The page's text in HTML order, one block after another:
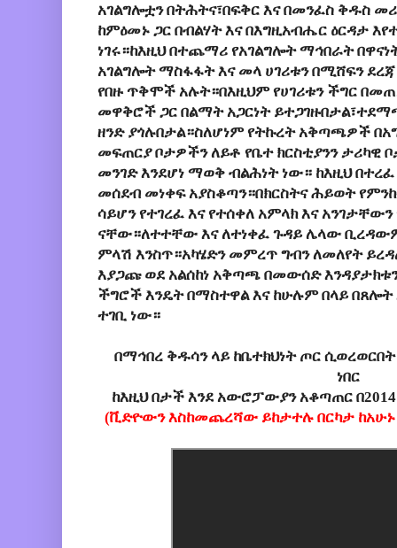
አገልግሎቷን በትሕትና፣በፍቅር እና በመንፈስ ቅዱስ
ከምዕመኑ ጋር በብልሃት እና በእግዚአብሔር ዕርዳታ
ነገሩ።ከእዚህ በተጨማሪ የአገልግሎት ማኅበራት
አገልግሎት ማስፋፋት እና መላ ሀገሪቱን በሚሸፍን
የበዙ ጥቅሞች አሉት።በእዚህም የሀገሪቱን ችግር
መዋቅሮች ጋር በልማት አጋርነት
ዘንድ ያጎሉበታል።ስለሆነም የትኩረት አቅጣጫዎች
መፍጠርያ ቦታዎችን ለይቶ የቤተ ክርስቲያንን ታሪካዊ
መንገድ እንደሆነ ማወቅ ብልሕነት ነው። ከእዚህ በተረፈ
መሰደብ መነቀፍ አያስቆጣን።በክርስትና ሕይወት
ሳይሆን የተገረፈ እና የተሰቀለ አምላክ እና
ናቸው።ለተተቸው እና ለተነቀፈ ጉዳይ ሌላው
ምላሽ እንስጥ።አካሄድን መምረጥ ግብን ለመለየት
እያጋጩ ወደ አልሰከነ አቅጣጫ በመውሰድ
ችግሮች እንዴት በማስተዋል እና ከሁሉም በላይ
ተገቢ ነው።
በማኅበረ ቅዱሳን ላይ ከቤተክህነት ጦር
ነበር
ከእዚህ በታች እንደ አውሮፓውያን አቆጣጠር
(ቪድዮውን እስከመጨረሻው ይከታተሉ በርካታ ከአሁኑ